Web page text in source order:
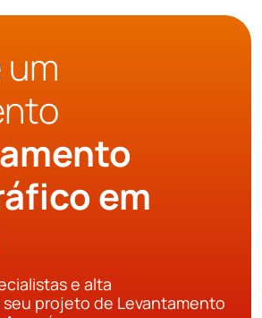
em
e alta
projeto de Levantamento